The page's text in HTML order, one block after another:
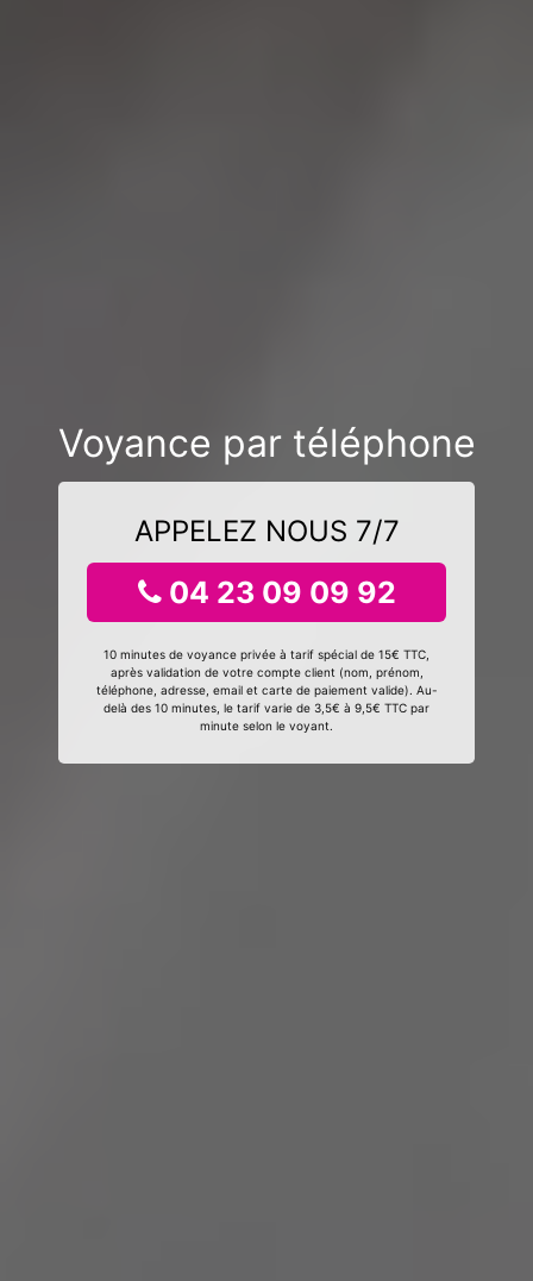
Voyance par téléphone
APPELEZ NOUS 7/7
04 23 09 09 92
10 minutes de voyance privée à tarif spécial de 15€ TTC,
après validation de votre compte client (nom, prénom,
téléphone, adresse, email et carte de paiement valide). Au-
delà des 10 minutes, le tarif varie de 3,5€ à 9,5€ TTC par
minute selon le voyant.